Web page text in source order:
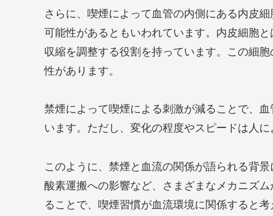
さらに、喫煙によって血管の内側にある内皮
可能性があるともいわれています。内皮細胞
収縮を調整する役割を持っています。この細
性があります。
禁煙によって喫煙による刺激が減ることで、
います。ただし、変化の程度やスピードは人に
このように、禁煙と血流の関係が語られる背
酸素運搬への影響など、さまざまなメカニズ
ることで、喫煙習慣が血流環境に関係すると考